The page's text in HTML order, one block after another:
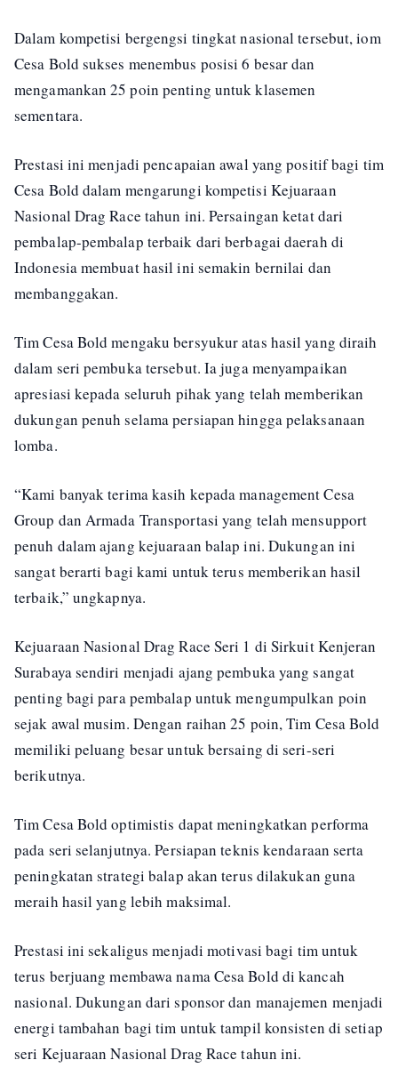
Dalam kompetisi bergengsi tingkat nasional tersebut, iom
Cesa Bold sukses menembus posisi 6 besar dan
mengamankan 25 poin penting untuk klasemen
sementara.
Prestasi ini menjadi pencapaian awal yang positif bagi tim
Cesa Bold dalam mengarungi kompetisi Kejuaraan
Nasional Drag Race tahun ini. Persaingan ketat dari
pembalap-pembalap terbaik dari berbagai daerah di
Indonesia membuat hasil ini semakin bernilai dan
membanggakan.
Tim Cesa Bold mengaku bersyukur atas hasil yang diraih
dalam seri pembuka tersebut. Ia juga menyampaikan
apresiasi kepada seluruh pihak yang telah memberikan
dukungan penuh selama persiapan hingga pelaksanaan
lomba.
“Kami banyak terima kasih kepada management Cesa
Group dan Armada Transportasi yang telah mensupport
penuh dalam ajang kejuaraan balap ini. Dukungan ini
sangat berarti bagi kami untuk terus memberikan hasil
terbaik,” ungkapnya.
Kejuaraan Nasional Drag Race Seri 1 di Sirkuit Kenjeran
Surabaya sendiri menjadi ajang pembuka yang sangat
penting bagi para pembalap untuk mengumpulkan poin
sejak awal musim. Dengan raihan 25 poin, Tim Cesa Bold
memiliki peluang besar untuk bersaing di seri-seri
berikutnya.
Tim Cesa Bold optimistis dapat meningkatkan performa
pada seri selanjutnya. Persiapan teknis kendaraan serta
peningkatan strategi balap akan terus dilakukan guna
meraih hasil yang lebih maksimal.
Prestasi ini sekaligus menjadi motivasi bagi tim untuk
terus berjuang membawa nama Cesa Bold di kancah
nasional. Dukungan dari sponsor dan manajemen menjadi
energi tambahan bagi tim untuk tampil konsisten di setiap
seri Kejuaraan Nasional Drag Race tahun ini.